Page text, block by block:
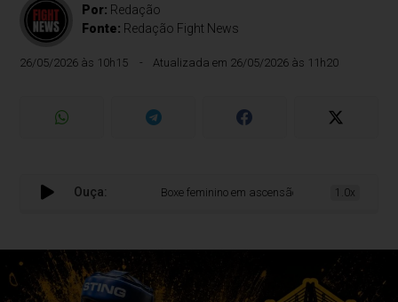
Por: Redação
Fonte: Redação Fight News
26/05/2026 às 10h15 Atualizada em 26/05/2026 às 11h20
Ouça: Boxe feminino em ascensão: Portimão Box Cup bate
1.0x